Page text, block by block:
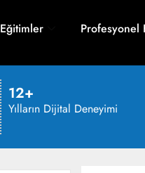
Eğitimler Profesyonel
12+
Yılların Dijital Deneyimi